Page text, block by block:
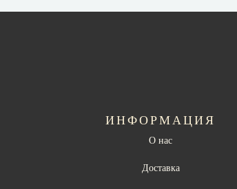
ИНФОРМАЦИЯ
О нас
Доставка